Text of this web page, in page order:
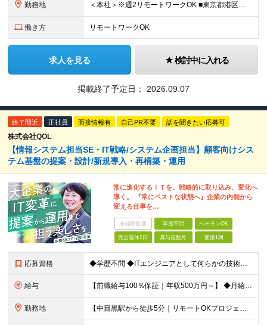
勤務地 ＜本社＞※週2リモートワークOK ■東京都港区西新橋3-3-1 KDX西新橋ビル 3階 ※(変更の範囲)上記を除く当社関連勤務地
働き方 リモートワークOK
求人を見る 検討中に入れる
掲載終了予定日： 2026.09.07
終了間近 正社員 面接情報有 自己PR不要 話を聞きたい応募可
株式会社QOL
【情報システム担当SE・IT戦略/システム企画担当】顧客向けシス
テム基盤の提案・設計/新規導入・再構築・運用
常に進化するＩＴを、戦略的に取り込み、変化へ
導く。 『常にベストな状態へ』企業の内側から
変える仕事を…
未経験歓迎 学歴不問 ベテランOK
完全週休2日 賞与複数月 面接1回
応募資格 ◆学歴不問 ◆ITエンジニアとして何らかの技術実務経験（職種問わず） ＜こんな方におすすめです！＞ ・要件定義やクライアントとの折衝など上流工程の経験を積みたい方 ・顧客の業務改善などにも踏み込ん
給与 【前職給与100％保証｜年収500万円～】 ◆⽉給41万7,000円〜＋業績(決算)賞与 ※上記の金額は、あくまで当社希望求人の基準提示額です。 ※個々人経験・能力などを充分考慮し決定します。 ※
勤務地 【中目黒駅から徒歩5分｜リモートOKプロジェクトあり】 下記プロジェクト先での勤務となります。 ◆プロジェクト先 東京都⽬⿊区上⽬⿊ ◆本社 東京都港区西新橋3-5-9 HOYO新虎ビル 10F